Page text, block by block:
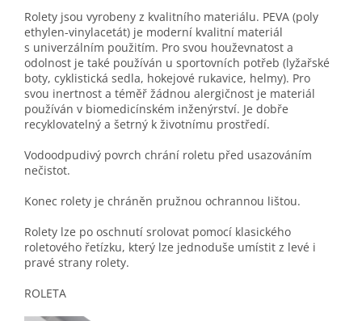
Rolety jsou vyrobeny z kvalitního materiálu. PEVA (poly
ethylen-vinylacetát) je moderní kvalitní materiál
s univerzálním použitím. Pro svou houževnatost a
odolnost je také používán u sportovních potřeb (lyžařské
boty, cyklistická sedla, hokejové rukavice, helmy). Pro
svou inertnost a téměř žádnou alergičnost je materiál
používán v biomedicínském inženýrství. Je dobře
recyklovatelný a šetrný k životnímu prostředí.
Vodoodpudivý povrch chrání roletu před usazováním
nečistot.
Konec rolety je chráněn pružnou ochrannou lištou.
Rolety lze po oschnutí srolovat pomocí klasického
roletového řetízku, který lze jednoduše umístit z levé i
pravé strany rolety.
ROLETA